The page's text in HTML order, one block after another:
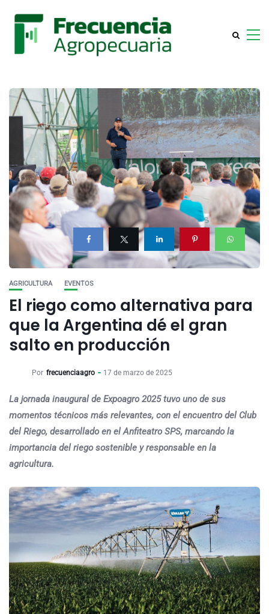
AGRICULTURA EVENTOS
El riego como alternativa para
que la Argentina dé el gran
salto en producción
Por frecuenciaagro 17 de marzo de 2025
La jornada inaugural de Expoagro 2025 tuvo uno de sus
momentos técnicos más relevantes, con el encuentro del Club
del Riego, desarrollado en el Anfiteatro SPS, marcando la
importancia del riego sostenible y responsable en la
agricultura.